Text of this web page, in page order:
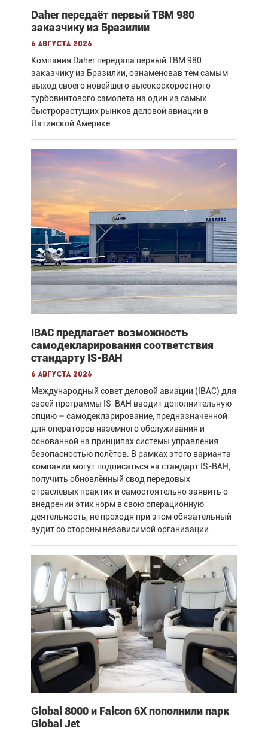
Daher передаёт первый TBM 980
заказчику из Бразилии
6 августа 2026
Компания Daher передала первый TBM 980
заказчику из Бразилии, ознаменовав тем самым
выход своего новейшего высокоскоростного
турбовинтового самолёта на один из самых
быстрорастущих рынков деловой авиации в
Латинской Америке.
IBAC предлагает возможность
самодекларирования соответствия
стандарту IS-BAH
6 августа 2026
Международный совет деловой авиации (IBAC) для
своей программы IS-BAH вводит дополнительную
опцию – самодекларирование, предназначенной
для операторов наземного обслуживания и
основанной на принципах системы управления
безопасностью полётов. В рамках этого варианта
компании могут подписаться на стандарт IS-BAH,
получить обновлённый свод передовых
отраслевых практик и самостоятельно заявить о
внедрении этих норм в свою операционную
деятельность, не проходя при этом обязательный
аудит со стороны независимой организации.
Global 8000 и Falcon 6X пополнили парк
Global Jet